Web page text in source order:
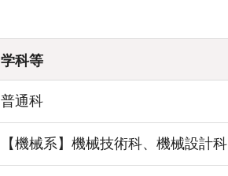
学科等
普通科
【機械系】機械技術科、機械設計科